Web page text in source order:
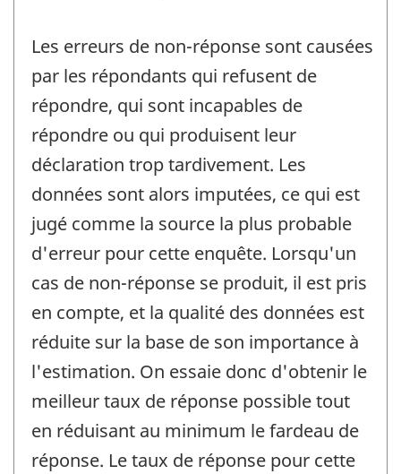
Les erreurs de non-réponse sont causées
par les répondants qui refusent de
répondre, qui sont incapables de
répondre ou qui produisent leur
déclaration trop tardivement. Les
données sont alors imputées, ce qui est
jugé comme la source la plus probable
d'erreur pour cette enquête. Lorsqu'un
cas de non-réponse se produit, il est pris
en compte, et la qualité des données est
réduite sur la base de son importance à
l'estimation. On essaie donc d'obtenir le
meilleur taux de réponse possible tout
en réduisant au minimum le fardeau de
réponse. Le taux de réponse pour cette